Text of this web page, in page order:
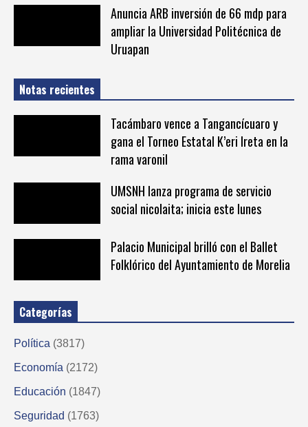
Anuncia ARB inversión de 66 mdp para
ampliar la Universidad Politécnica de
Uruapan
Notas recientes
Tacámbaro vence a Tangancícuaro y
gana el Torneo Estatal K’eri Ireta en la
rama varonil
UMSNH lanza programa de servicio
social nicolaita; inicia este lunes
Palacio Municipal brilló con el Ballet
Folklórico del Ayuntamiento de Morelia
Categorías
Política (3817)
Economía (2172)
Educación (1847)
Seguridad (1763)